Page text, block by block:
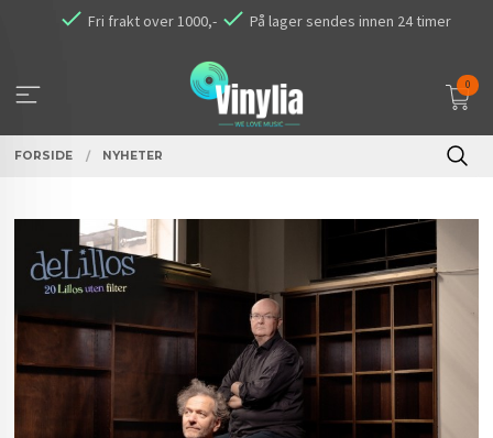
Fri frakt over 1000,- På lager sendes innen 24 timer
0
FORSIDE NYHETER